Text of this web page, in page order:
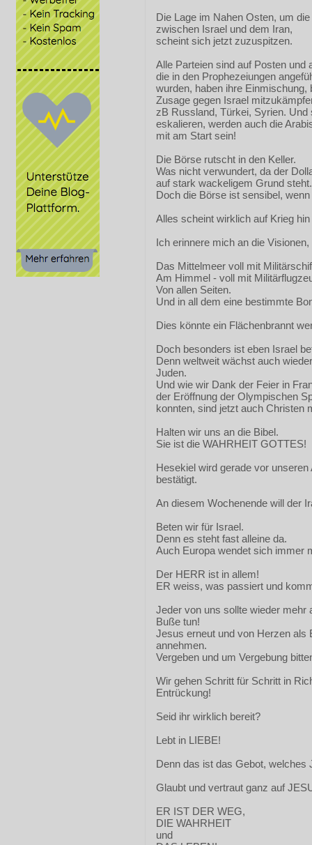
Die Lage im Nahen Osten, um
zwischen Israel und dem Iran,
scheint sich jetzt zuzuspitzen.
Alle Parteien sind auf Posten und
die in den Prophezeiungen
wurden, haben ihre Einmischung,
Zusage gegen Israel
zB Russland, Türkei, Syrien. Und
eskalieren, werden auch die
mit am Start sein!
Die Börse rutscht in den Keller.
Was nicht verwundert, da der
auf stark wackeligem Grund steht.
Doch die Börse ist sensibel,
Alles scheint wirklich auf Krieg
Ich erinnere mich an die
Das Mittelmeer voll mit
Am Himmel - voll mit
Von allen Seiten.
Und in all dem eine bestimmte
Dies könnte ein Flächenbrannt
Doch besonders ist eben Israel
Denn weltweit wächst auch
Juden.
Und wie wir Dank der Feier in
der Eröffnung der Olympischen
konnten, sind jetzt auch Christen
Halten wir uns an die Bibel.
Sie ist die WAHRHEIT GOTTES!
Hesekiel wird gerade vor unseren
bestätigt.
An diesem Wochenende will der
Beten wir für Israel.
Denn es steht fast alleine da.
Auch Europa wendet sich immer
Der HERR ist in allem!
ER weiss, was passiert und
Jeder von uns sollte wieder mehr
Buße tun!
Jesus erneut und von Herzen als
annehmen.
Vergeben und um Vergebung
Wir gehen Schritt für Schritt in
Entrückung!
Seid ihr wirklich bereit?
Lebt in LIEBE!
Denn das ist das Gebot, welches
Glaubt und vertraut ganz auf
ER IST DER WEG,
DIE WAHRHEIT
und